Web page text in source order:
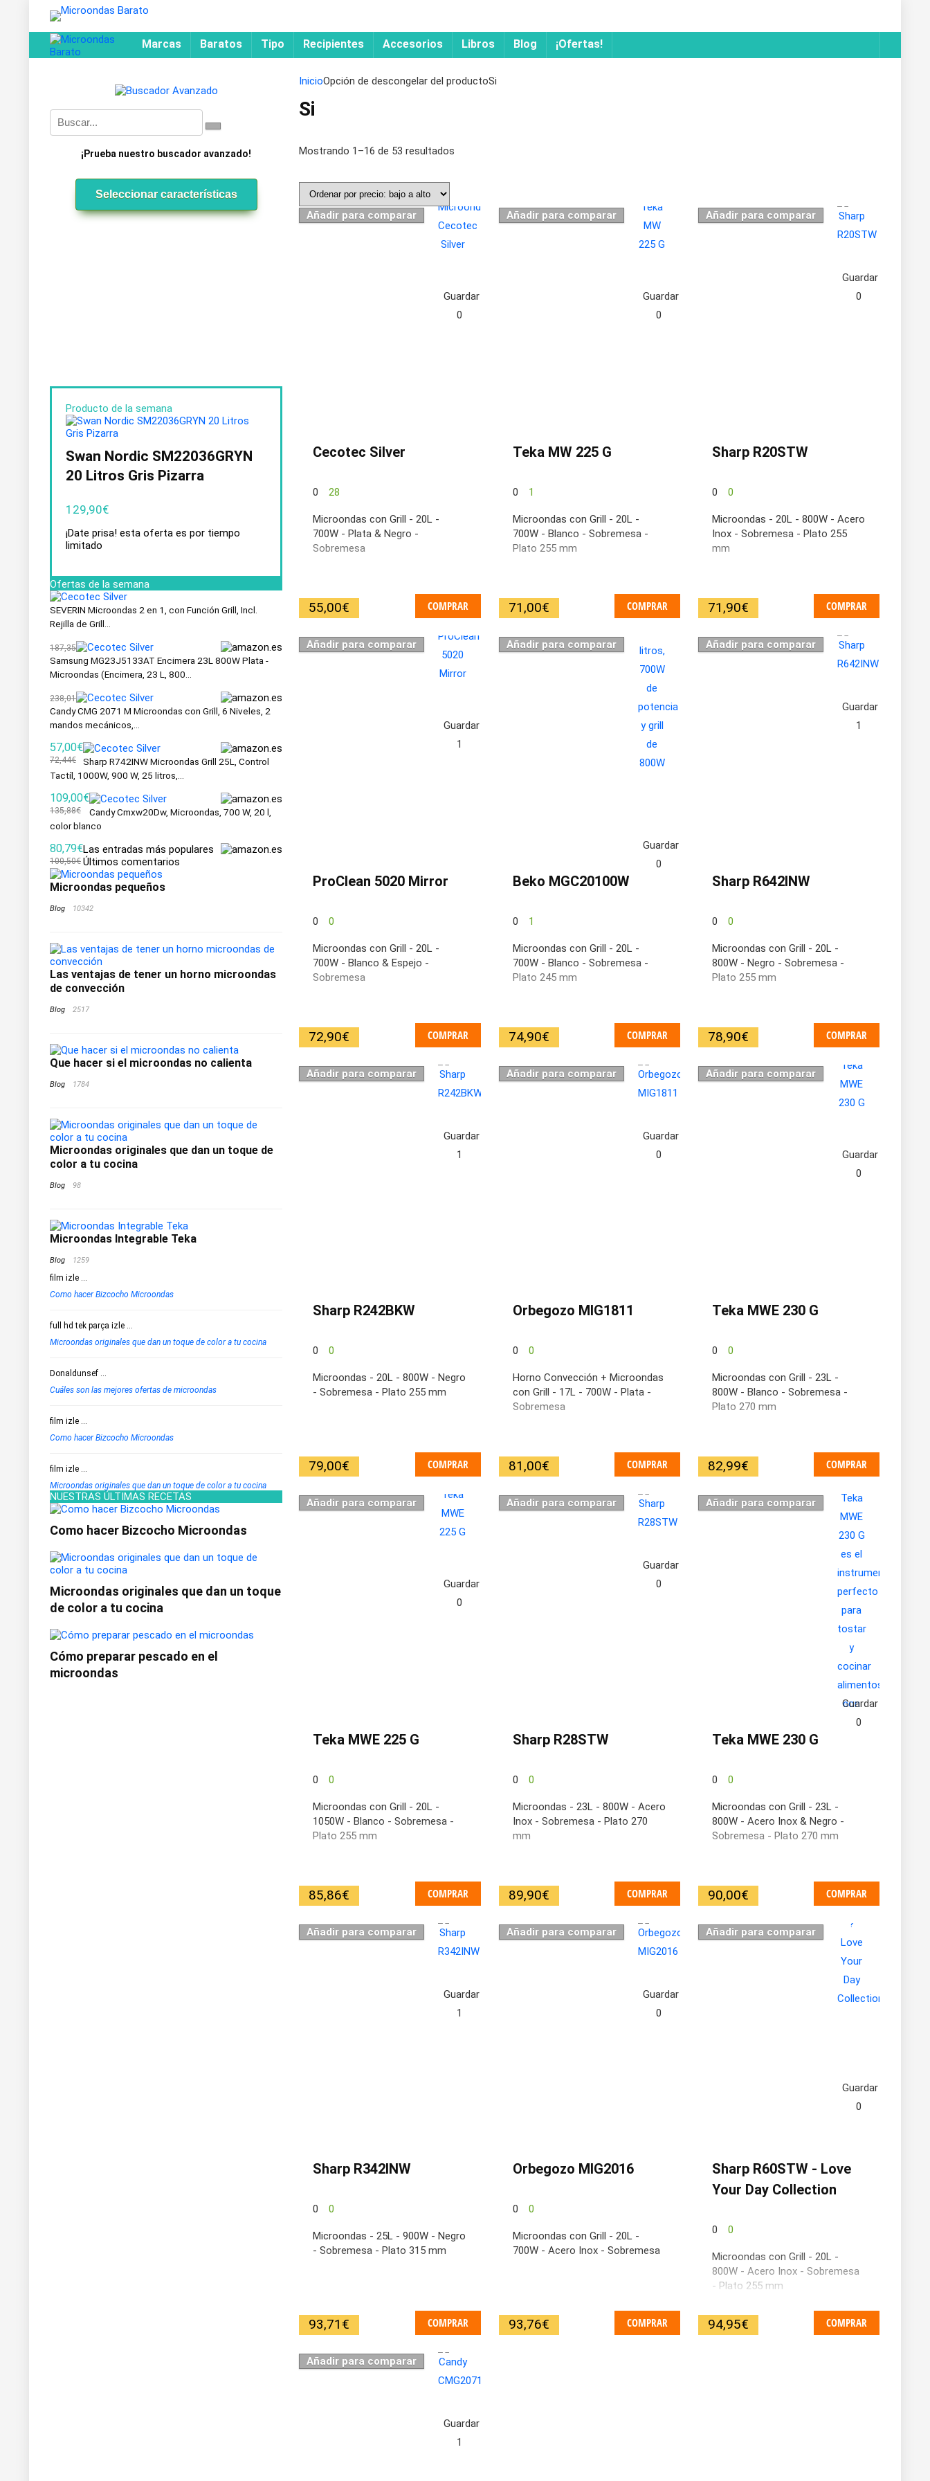
Marcas Baratos Tipo Recipientes Accesorios Libros Blog ¡Ofertas!
¡Prueba nuestro buscador avanzado!
Seleccionar características
Producto de la semana
Swan Nordic SM22036GRYN
20 Litros Gris Pizarra
129,90€
¡Date prisa! esta oferta es por tiempo
limitado
Ofertas de la semana
SEVERIN Microondas 2 en 1, con Función Grill, Incl.
Rejilla de Grill...
187,35
Samsung MG23J5133AT Encimera 23L 800W Plata -
Microondas (Encimera, 23 L, 800...
238,01
Candy CMG 2071 M Microondas con Grill, 6 Niveles, 2
mandos mecánicos,...
57,00€
72,44€
Sharp R742INW Microondas Grill 25L, Control
Tactíl, 1000W, 900 W, 25 litros,...
109,00€
135,88€
Candy Cmxw20Dw, Microondas, 700 W, 20 l,
color blanco
80,79€
100,50€
Las entradas más populares
Últimos comentarios
Microondas pequeños
Blog 10342
Las ventajas de tener un horno microondas
de convección
Blog 2517
Que hacer si el microondas no calienta
Blog 1784
Microondas originales que dan un toque de
color a tu cocina
Blog 98
Microondas Integrable Teka
Blog 1259
film izle ...
Como hacer Bizcocho Microondas
full hd tek parça izle ...
Microondas originales que dan un toque de color a tu cocina
Donaldunsef ...
Cuáles son las mejores ofertas de microondas
film izle ...
Como hacer Bizcocho Microondas
film izle ...
Microondas originales que dan un toque de color a tu cocina
NUESTRAS ÚLTIMAS RECETAS
Como hacer Bizcocho Microondas
Microondas originales que dan un toque
de color a tu cocina
Cómo preparar pescado en el
microondas
InicioOpción de descongelar del productoSi
Si
Mostrando 1–16 de 53 resultados
Añadir para comparar
Guardar
0
Cecotec Silver
0 28
Microondas con Grill - 20L -
700W - Plata & Negro -
Sobremesa
55,00€ COMPRAR
Añadir para comparar
Guardar
0
Teka MW 225 G
0 1
Microondas con Grill - 20L -
700W - Blanco - Sobremesa -
Plato 255 mm
71,00€ COMPRAR
Añadir para comparar
Guardar
0
Sharp R20STW
0 0
Microondas - 20L - 800W - Acero
Inox - Sobremesa - Plato 255
mm
71,90€ COMPRAR
Añadir para comparar
Guardar
1
ProClean 5020 Mirror
0 0
Microondas con Grill - 20L -
700W - Blanco & Espejo -
Sobremesa
72,90€ COMPRAR
Añadir para comparar
Guardar
0
Beko MGC20100W
0 1
Microondas con Grill - 20L -
700W - Blanco - Sobremesa -
Plato 245 mm
74,90€ COMPRAR
Añadir para comparar
Guardar
1
Sharp R642INW
0 0
Microondas con Grill - 20L -
800W - Negro - Sobremesa -
Plato 255 mm
78,90€ COMPRAR
Añadir para comparar
Guardar
1
Sharp R242BKW
0 0
Microondas - 20L - 800W - Negro
- Sobremesa - Plato 255 mm
79,00€ COMPRAR
Añadir para comparar
Guardar
0
Orbegozo MIG1811
0 0
Horno Convección + Microondas
con Grill - 17L - 700W - Plata -
Sobremesa
81,00€ COMPRAR
Añadir para comparar
Guardar
0
Teka MWE 230 G
0 0
Microondas con Grill - 23L -
800W - Blanco - Sobremesa -
Plato 270 mm
82,99€ COMPRAR
Añadir para comparar
Guardar
0
Teka MWE 225 G
0 0
Microondas con Grill - 20L -
1050W - Blanco - Sobremesa -
Plato 255 mm
85,86€ COMPRAR
Añadir para comparar
Guardar
0
Sharp R28STW
0 0
Microondas - 23L - 800W - Acero
Inox - Sobremesa - Plato 270
mm
89,90€ COMPRAR
Añadir para comparar
Guardar
0
Teka MWE 230 G
0 0
Microondas con Grill - 23L -
800W - Acero Inox & Negro -
Sobremesa - Plato 270 mm
90,00€ COMPRAR
Añadir para comparar
Guardar
1
Sharp R342INW
0 0
Microondas - 25L - 900W - Negro
- Sobremesa - Plato 315 mm
93,71 € COMPRAR
Añadir para comparar
Guardar
0
Orbegozo MIG2016
0 0
Microondas con Grill - 20L -
700W - Acero Inox - Sobremesa
93,76€ COMPRAR
Añadir para comparar
Guardar
0
Sharp R60STW - Love
Your Day Collection
0 0
Microondas con Grill - 20L -
800W - Acero Inox - Sobremesa
- Plato 255 mm
94,95€ COMPRAR
Añadir para comparar
Guardar
1